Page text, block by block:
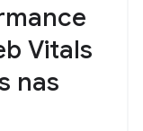
Vitals
nas